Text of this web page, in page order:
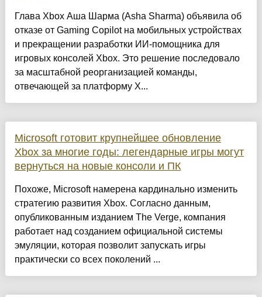
Глава Xbox Аша Шарма (Asha Sharma) объявила об
отказе от Gaming Copilot на мобильных устройствах
и прекращении разработки ИИ-помощника для
игровых консолей Xbox. Это решение последовало
за масштабной реорганизацией команды,
отвечающей за платформу X...
Microsoft готовит крупнейшее обновление
Xbox за многие годы: легендарные игры могут
вернуться на новые консоли и ПК
Похоже, Microsoft намерена кардинально изменить
стратегию развития Xbox. Согласно данным,
опубликованным изданием The Verge, компания
работает над созданием официальной системы
эмуляции, которая позволит запускать игры
практически со всех поколений ...